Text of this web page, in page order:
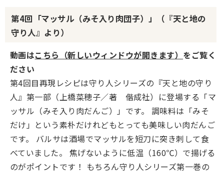
第4回「マッサル（みそ入り肉団子）」（『天と地の
守り人』より）
動画はこちら（新しいウィンドウが開きます） をご覧く
ださい
第4回目再現レシピは守り人シリーズの『天と地の守り
人』第一部（上橋菜穂子／著 偕成社）に登場する「マ
ッサル（みそ入り肉だんご）」です。 調味料は「みそ
だけ」という素朴だけれどもとっても美味しい肉だんご
です。 バルサは酒場でマッサルを短刀に突き刺して食
べていました。 焦げないように低温（160℃）で揚げる
のがポイントです！ もちろん守り人シリーズ第一巻の